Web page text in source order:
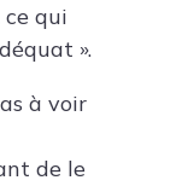
qui
».
à voir
de le